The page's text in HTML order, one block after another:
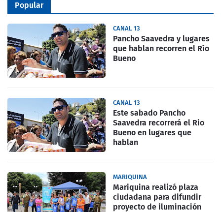
Popular
CANAL 13
Pancho Saavedra y lugares
que hablan recorren el Río
Bueno
CANAL 13
Este sabado Pancho
Saavedra recorrerá el Rio
Bueno en lugares que
hablan
MARIQUINA
Mariquina realizó plaza
ciudadana para difundir
proyecto de iluminación